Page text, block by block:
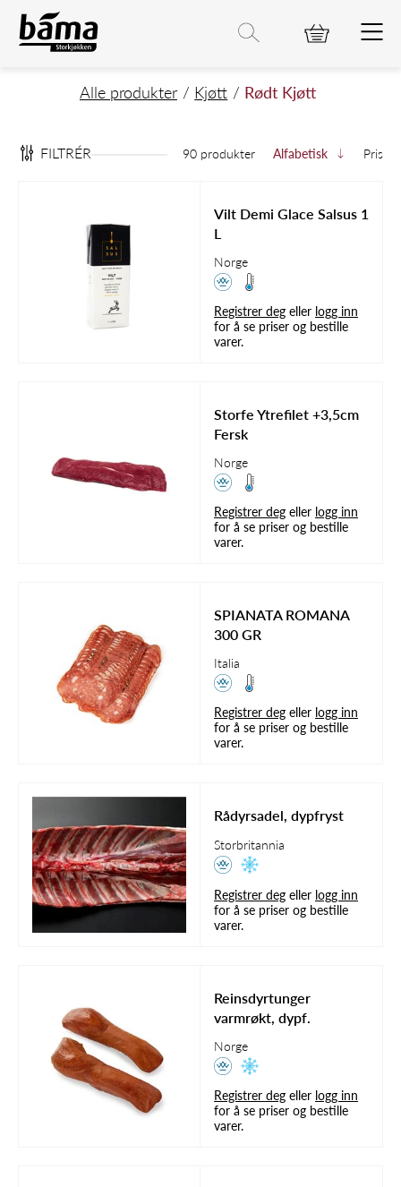
Rødt Kjøtt
Hovedinnhold
Hovedmeny
HovedmenyAlle produkter Kjøtt Rødt Kjøtt
FILTRÉR 90 produkter Alfabetisk Pris
Vilt Demi Glace Salsus 1
L
Norge
Registrer deg eller logg inn
for å se priser og bestille
varer.
Storfe Ytrefilet +3,5cm
Fersk
Norge
Registrer deg eller logg inn
for å se priser og bestille
varer.
SPIANATA ROMANA
300 GR
Italia
Registrer deg eller logg inn
for å se priser og bestille
varer.
Rådyrsadel, dypfryst
Storbritannia
Registrer deg eller logg inn
for å se priser og bestille
varer.
Reinsdyrtunger
varmrøkt, dypf.
Norge
Registrer deg eller logg inn
for å se priser og bestille
varer.